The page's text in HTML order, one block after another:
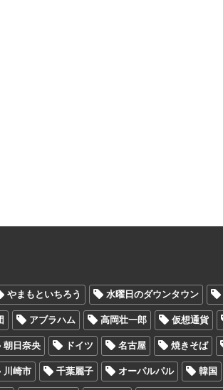
やまもといちろう 水曜日のダウンタウン
アブラハム 高岡壮一郎 仮想通貨
朝日奈央 ドイツ 名古屋 焼きそば
川崎市 千葉麗子 オーパルパル 韓国